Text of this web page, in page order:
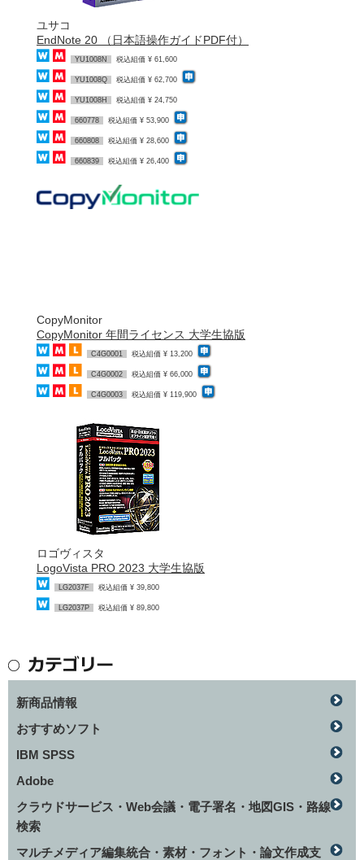
ユサコ
EndNote 20 （日本語操作ガイドPDF付）
YU1008N 税込組価 ¥ 61,600
YU1008Q 税込組価 ¥ 62,700
YU1008H 税込組価 ¥ 24,750
660778 税込組価 ¥ 53,900
660808 税込組価 ¥ 28,600
660839 税込組価 ¥ 26,400
CopyMonitor
CopyMonitor 年間ライセンス 大学生協版
C4G0001 税込組価 ¥ 13,200
C4G0002 税込組価 ¥ 66,000
C4G0003 税込組価 ¥ 119,900
ロゴヴィスタ
LogoVista PRO 2023 大学生協版
LG2037F 税込組価 ¥ 39,800
LG2037P 税込組価 ¥ 89,800
新商品情報
おすすめソフト
IBM SPSS
Adobe
クラウドサービス・Web会議・電子署名・地図GIS・路線
検索
マルチメディア編集統合・素材・フォント・論文作成支